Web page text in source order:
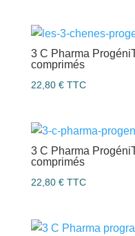
3 C Pharma
comprimés
22,80 € TTC
3 C Pharma
comprimés
22,80 € TTC